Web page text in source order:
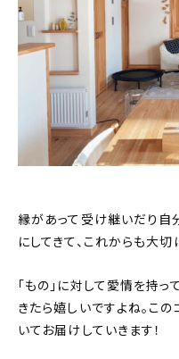
人気の記事
おすすめの記事
インテリア
収納/掃除
暮らし
daily mukuri / ア
縁があって受け継いだり自
にしてきて、これからも大切
「もの」に対して愛情を持
きたら嬉しいですよね。こ
いてお届けしていきます！